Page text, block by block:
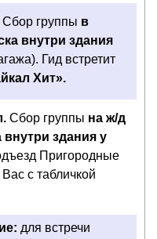
Сбор группы в
внутри здания
Гид встретит
Хит».
Сбор группы на ж/д
внутри здания у
Пригородные
с табличкой
для встречи